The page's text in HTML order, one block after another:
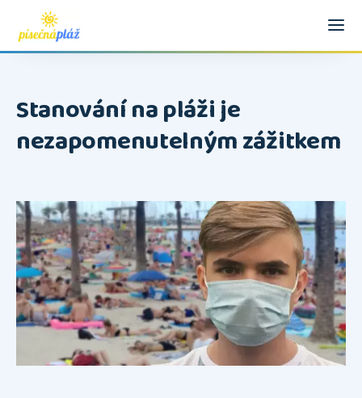
Stanování na pláži je
nezapomenutelným zážitkem